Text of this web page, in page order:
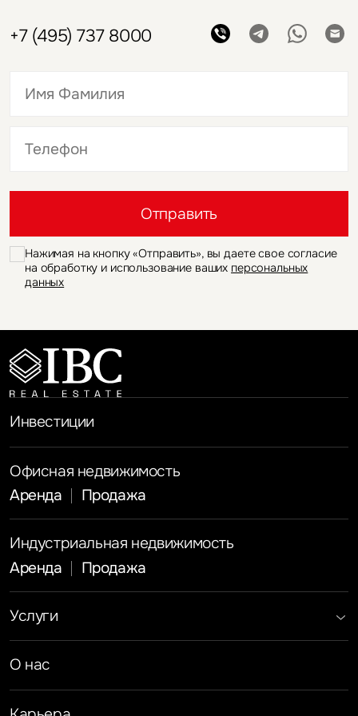
+7 (495) 737 8000
Отправить
Нажимая на кнопку «Отправить», вы даете свое согласие
на обработку и использование ваших персональных
данных
Инвестиции
Офисная недвижимость
Аренда
Продажа
Индустриальная недвижимость
Аренда
Продажа
Услуги
Брокеридж
Складская недвижимость
О нас